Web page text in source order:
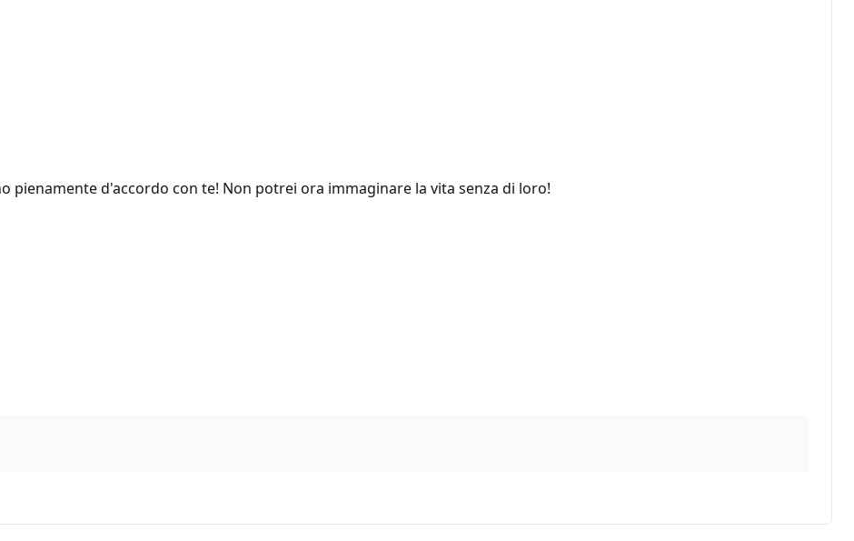
pienamente d'accordo con te! Non potrei ora immaginare la vita senza di loro!